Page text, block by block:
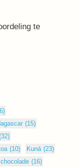
te
(15)
(10) Kuná (23)
(16)